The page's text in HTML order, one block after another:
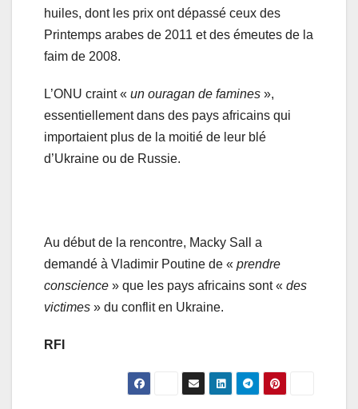
huiles, dont les prix ont dépassé ceux des
Printemps arabes de 2011 et des émeutes de la
faim de 2008.
L’ONU craint « un ouragan de famines »,
essentiellement dans des pays africains qui
importaient plus de la moitié de leur blé
d’Ukraine ou de Russie.
Au début de la rencontre, Macky Sall a
demandé à Vladimir Poutine de « prendre
conscience » que les pays africains sont « des
victimes » du conflit en Ukraine.
RFI